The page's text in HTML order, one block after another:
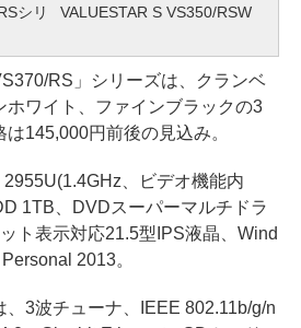
シリ
VALUESTAR S VS350/RSW
RS」シリーズは、クランベ
ホワイト、ファインブラックの3
145,000円前後の見込み。
、ビデオ機能内
1TB、DVDスーパーマルチドラ
ト表示対応21.5型IPS液晶、Wind
2013。
3波チューナ、IEEE 802.11b/g/n